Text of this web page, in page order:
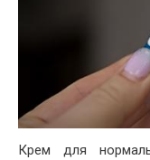
Крем для